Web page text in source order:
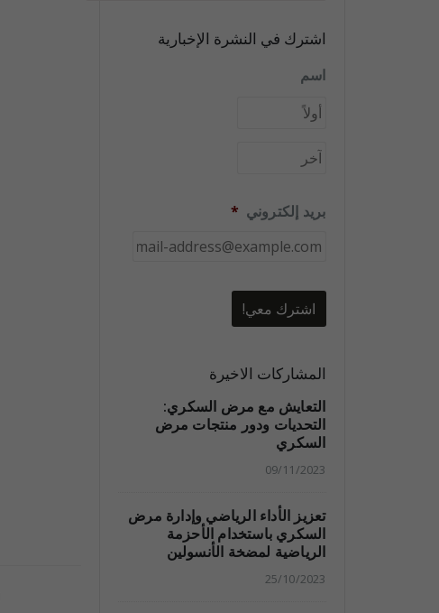
اشترك في النشرة الإخبارية
اسم
بريد إلكتروني *
المشاركات الاخيرة
التعايش مع مرض السكري:
التحديات ودور منتجات مرض
السكري
09/11/2023
تعزيز الأداء الرياضي وإدارة مرض
السكري باستخدام الأحزمة
الرياضية لمضخة الأنسولين
25/10/2023